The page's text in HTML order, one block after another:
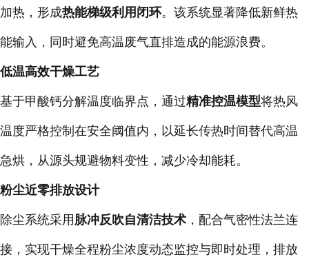
加热，形成热能梯级利用闭环。该系统显著降低新鲜热
能输入，同时避免高温废气直排造成的能源浪费。
低温高效干燥工艺
基于甲酸钙分解温度临界点，通过精准控温模型将热风
温度严格控制在安全阈值内，以延长传热时间替代高温
急烘，从源头规避物料变性，减少冷却能耗。
粉尘近零排放设计
除尘系统采用 脉冲反吹自清洁技术 ，配合气密性法兰连
接，实现干燥全程粉尘浓度动态监控与即时处理，排放